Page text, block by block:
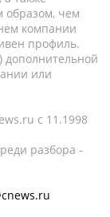
образом, чем
компании
профиль.
или
c 11.1998
разбора -